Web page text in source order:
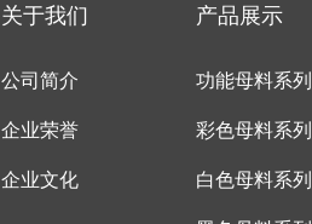
关于我们
公司简介
企业荣誉
企业文化
产品展示
功能母料系列
彩色母料系列
白色母料系列